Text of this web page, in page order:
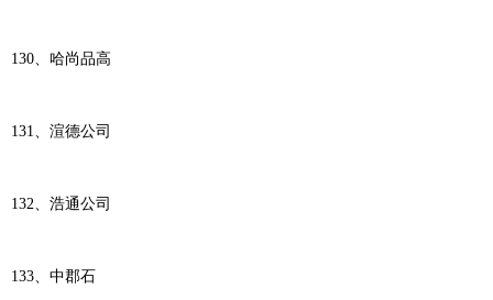
130、哈尚品高
131、渲德公司
132、浩通公司
133、中郡石